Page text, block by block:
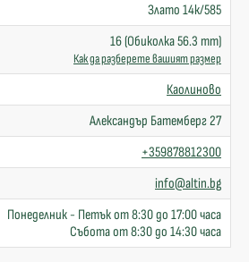
Злато 14к/585
16 (Обиколка 56.3 mm)
Как да разберете вашият размер
Каолиново
Александър Батемберг 27
+359878812300
info@altin.bg
Понеделник - Петък от 8:30 до 17:00 часа
Събота от 8:30 до 14:30 часа